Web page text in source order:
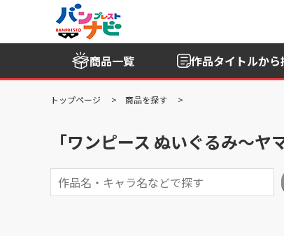
商品一覧 作品タイトルから
トップページ 商品を探す
「ワンピース ぬいぐるみ～